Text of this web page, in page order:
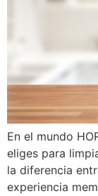
En el mundo
eliges para
la diferencia
experiencia